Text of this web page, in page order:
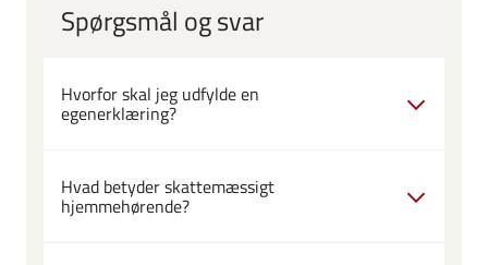
Spørgsmål og svar
Hvorfor skal jeg udfylde en
egenerklæring?
Hvad betyder skattemæssigt
hjemmehørende?